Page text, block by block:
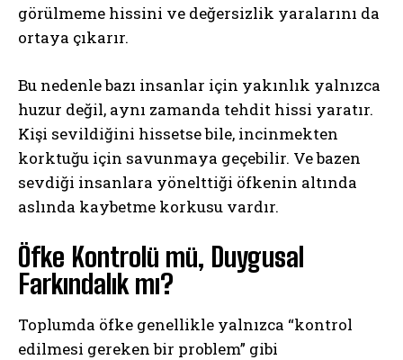
görülmeme hissini ve değersizlik yaralarını da
ortaya çıkarır.
Bu nedenle bazı insanlar için yakınlık yalnızca
huzur değil, aynı zamanda tehdit hissi yaratır.
Kişi sevildiğini hissetse bile, incinmekten
korktuğu için savunmaya geçebilir. Ve bazen
sevdiği insanlara yönelttiği öfkenin altında
aslında kaybetme korkusu vardır.
Öfke Kontrolü mü, Duygusal
Farkındalık mı?
Toplumda öfke genellikle yalnızca “kontrol
edilmesi gereken bir problem” gibi